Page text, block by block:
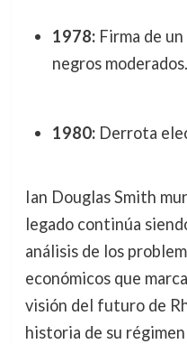
1978:Firma de un
negros moderados.
1980:Derrota
Ian Douglas Smith
legado continúa
análisis de los
económicos que
visión del futuro de
historia de su